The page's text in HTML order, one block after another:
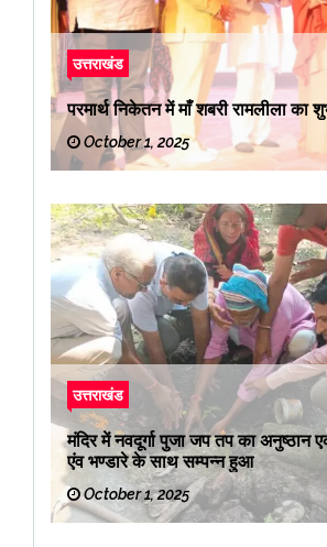
उत्तराखंड
परमार्थ निकेतन में माँ शबरी रामलीला का
October 1, 2025
उत्तराखंड
मंदिर में नवदूर्गा पुजा जप तप का
एंव भण्डारे के साथ सम्पन्न हुआ
October 1, 2025